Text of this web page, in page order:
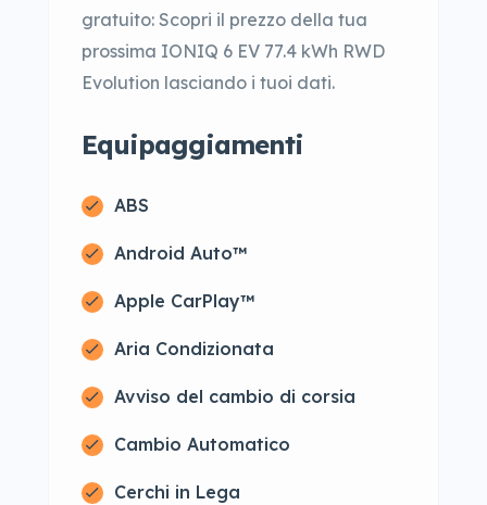
gratuito: Scopri il prezzo della tua
prossima IONIQ 6 EV 77.4 kWh RWD
Evolution lasciando i tuoi dati.
Equipaggiamenti
ABS
Android Auto™
Apple CarPlay™
Aria Condizionata
Avviso del cambio di corsia
Cambio Automatico
Cerchi in Lega